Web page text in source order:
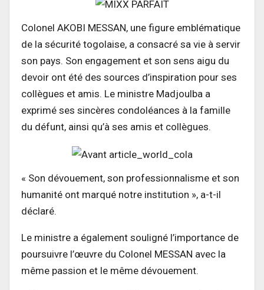
Colonel AKOBI MESSAN, une figure emblématique
de la sécurité togolaise, a consacré sa vie à servir
son pays. Son engagement et son sens aigu du
devoir ont été des sources d’inspiration pour ses
collègues et amis. Le ministre Madjoulba a
exprimé ses sincères condoléances à la famille
du défunt, ainsi qu’à ses amis et collègues.
« Son dévouement, son professionnalisme et son
humanité ont marqué notre institution », a-t-il
déclaré.
Le ministre a également souligné l’importance de
poursuivre l’œuvre du Colonel MESSAN avec la
même passion et le même dévouement.